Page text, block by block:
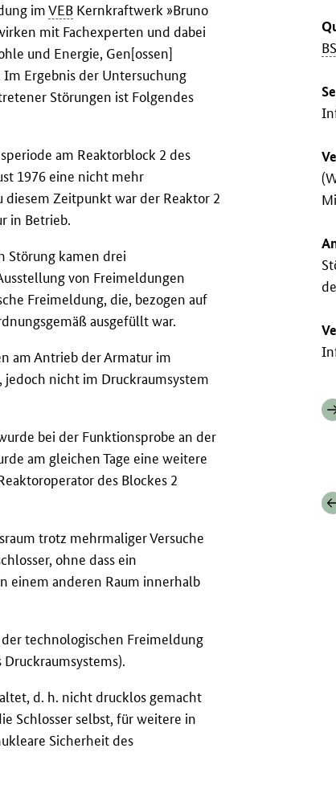
imVEB Kernkraftwerk »Bruno
mit Fachexperten und dabei
und Energie, Gen[ossen]
Ergebnis der Untersuchung
Störungen ist Folgendes
am Reaktorblock 2 des
1976 eine nicht mehr
Zeitpunkt war der Reaktor 2
in Betrieb.
Störung kamen drei
von Freimeldungen
Freimeldung, die, bezogen auf
ausgefüllt war.
am Antrieb der Armatur im
jedoch nicht im Druckraumsystem
bei der Funktionsprobe an der
am gleichen Tage eine weitere
des Blockes 2
trotz mehrmaliger Versuche
ohne dass ein
einem anderen Raum innerhalb
technologischen Freimeldung
d. h. nicht drucklos gemacht
Schlosser selbst, für weitere in
Sicherheit des